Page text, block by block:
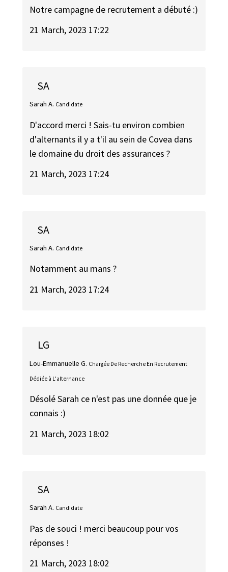
Notre campagne de recrutement a débuté :)
21 March, 2023 17:22
SA
Sarah A. Candidate
D'accord merci ! Sais-tu environ combien
d'alternants il y a t'il au sein de Covea dans
le domaine du droit des assurances ?
21 March, 2023 17:24
SA
Sarah A. Candidate
Notamment au mans ?
21 March, 2023 17:24
LG
Lou-Emmanuelle G. Chargée De Recherche En Recrutement
Dédiée à L'alternance
Désolé Sarah ce n'est pas une donnée que je
connais :)
21 March, 2023 18:02
SA
Sarah A. Candidate
Pas de souci ! merci beaucoup pour vos
réponses !
21 March, 2023 18:02